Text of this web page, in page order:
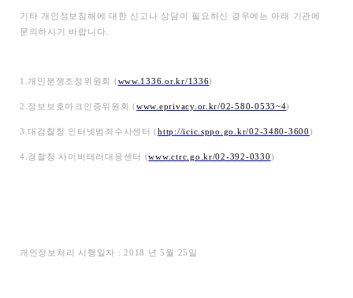
기타 개인정보침해에 대한 신고나 상담이 필요하신 경우에는 아래 기관에
문의하시기 바랍니다.
1. 개인분쟁조정위원회 (www.1336.or.kr/1336)
2. 정보보호마크인증위원회 (www.eprivacy.or.kr/02-580-0533~4)
3.대검찰청 인터넷범죄수사센터 (http://icic.sppo.go.kr/02-3480-3600)
4. 경찰청 사이버테러대응센터 (www.ctrc.go.kr/02-392-0330)
개인정보처리 시행일자 : 2018 년 5월 25일